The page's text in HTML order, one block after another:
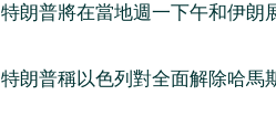
特朗普將在當地週一下午和伊朗
特朗普稱以色列對全面解除哈馬